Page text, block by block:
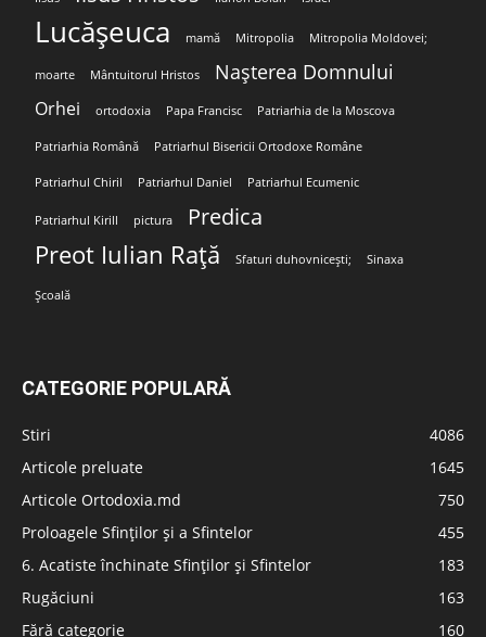
Lucășeuca mamă Mitropolia Mitropolia Moldovei;
moarte Mântuitorul Hristos Nașterea Domnului
Orhei ortodoxia Papa Francisc Patriarhia de la Moscova
Patriarhia Română Patriarhul Bisericii Ortodoxe Române
Patriarhul Chiril Patriarhul Daniel Patriarhul Ecumenic
Patriarhul Kirill pictura Predica
Preot Iulian Rață Sfaturi duhovnicești; Sinaxa
Școală
CATEGORIE POPULARĂ
Stiri
4086
Articole preluate
1645
Articole Ortodoxia.md
750
Proloagele Sfinților și a Sfintelor
455
6. Acatiste închinate Sfinților și Sfintelor
183
Rugăciuni
163
Fără categorie
160